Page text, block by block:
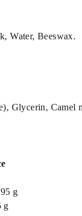
Water, Beeswax.
Glycerin, Camel
g
g